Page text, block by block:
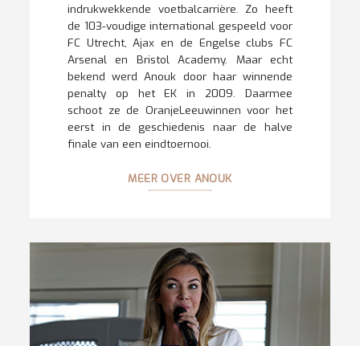
indrukwekkende voetbalcarrière. Zo heeft
de 103-voudige international gespeeld voor
FC Utrecht, Ajax en de Engelse clubs FC
Arsenal en Bristol Academy. Maar echt
bekend werd Anouk door haar winnende
penalty op het EK in 2009. Daarmee
schoot ze de OranjeLeeuwinnen voor het
eerst in de geschiedenis naar de halve
finale van een eindtoernooi.
MEER OVER ANOUK